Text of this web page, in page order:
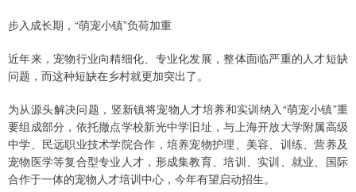
步入成长期，“萌宠小镇”负荷加重
近年来，宠物行业向精细化、专业化发展，整体面临严重的人才短缺
问题，而这种短缺在乡村就更加突出了。
为从源头解决问题，竖新镇将宠物人才培养和实训纳入“萌宠小镇”重
要组成部分，依托撤点学校新光中学旧址，与上海开放大学附属高级
中学、民远职业技术学院合作，培养宠物护理、美容、训练、营养及
宠物医学等复合型专业人才，形成集教育、培训、实训、就业、国际
合作于一体的宠物人才培训中心，今年有望启动招生。